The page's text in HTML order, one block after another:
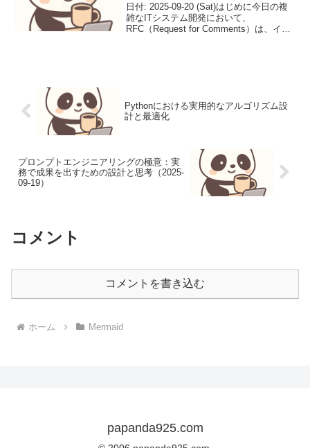
日付: 2025-09-20 (Sat)はじめに今日の複
雑なITシステム開発において、
RFC（Request for Comments）は、イン
Pythonにおける実用的なアルゴリズム設
計と最適化
プロンプトエンジニアリングの極意：実
務で成果を出すための設計と思考（2025-
09-19）
コメント
コメントを書き込む
ホーム Mermaid
papanda925.com